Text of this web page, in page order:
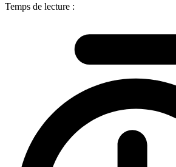
Temps de lecture :